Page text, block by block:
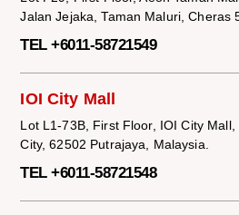
Jalan Jejaka, Taman Maluri, Cheras
TEL +6011-58721549
IOI City Mall
Lot L1-73B, First Floor, IOI City
City, 62502 Putrajaya, Malaysia.
TEL +6011-58721548